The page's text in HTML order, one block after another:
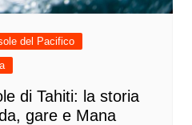
del Pacifico
di Tahiti: la storia
gare e Mana